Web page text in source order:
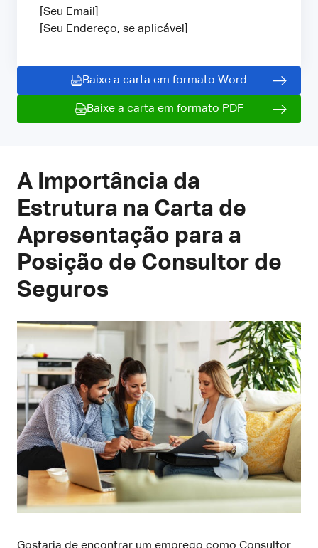
[Seu Email]
[Seu Endereço, se aplicável]
Baixe a carta em formato Word
Baixe a carta em formato PDF
A Importância da
Estrutura na Carta de
Apresentação para a
Posição de Consultor de
Seguros
Gostaria de encontrar um emprego como Consultor